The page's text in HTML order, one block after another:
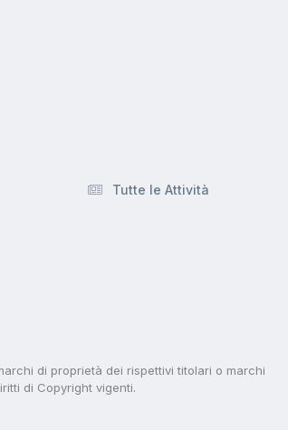
Tutte le Attività
di proprietà dei rispettivi titolari o marchi
di Copyright vigenti.